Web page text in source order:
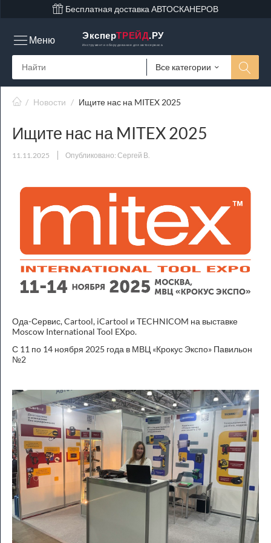
Бесплатная доставка АВТОСКАНЕРОВ
ЭксперТРЕЙД.РУ
Инструмент и оборудование для автосервиса
Все категории
Меню
/ Новости / Ищите нас на MITEX 2025
Ищите нас на MITEX 2025
11.11.2025 Опубликовано: Сергей В.
Ода-Сервис, Cartool, iCartool и TECHNICOM на выставке
Moscow International Tool EXpo.
С 11 по 14 ноября 2025 года в МВЦ «Крокус Экспо» Павильон
№2